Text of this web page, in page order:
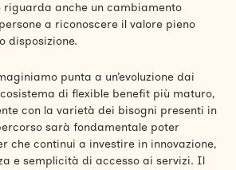
riguarda anche un cambiamento
a riconoscere il valore pieno
disposizione.
punta a un’evoluzione dai
di flexible benefit più maturo,
con la varietà dei bisogni presenti in
sarà fondamentale poter
che continui a investire in innovazione,
e semplicità di accesso ai servizi. Il